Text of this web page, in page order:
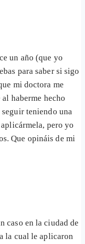
un año (que yo
para saber si sigo
mi doctora me
haberme hecho
teniendo una
pero yo
Que opináis de mi
caso en la ciudad de
la cual le aplicaron